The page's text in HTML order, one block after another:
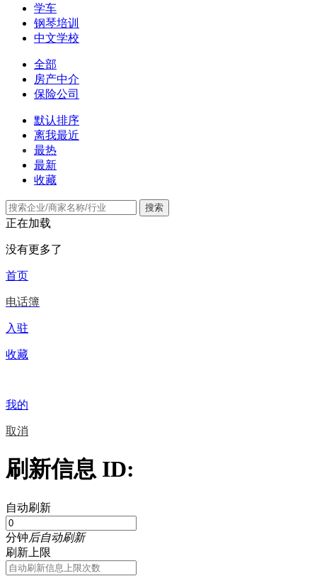
学车
钢琴培训
中文学校
全部
房产中介
保险公司
默认排序
离我最近
最热
最新
收藏
搜索
正在加载
没有更多了
首页
电话簿
入驻
收藏
我的
取消
刷新信息 ID:
自动刷新
分钟后自动刷新
刷新上限